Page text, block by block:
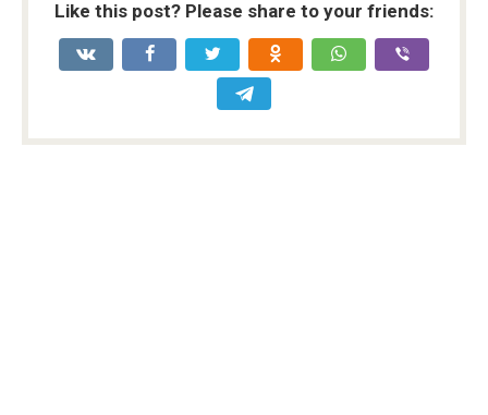
Like this post? Please share to your friends: